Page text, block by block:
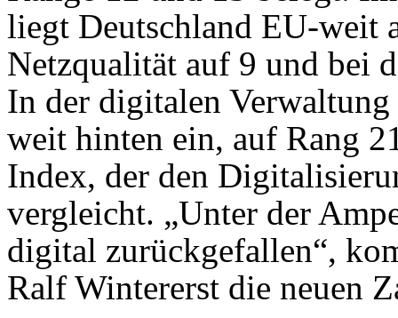
liegt Deutschland EU-weit
Netzqualität auf 9 und bei
In der digitalen
weit hinten ein, auf Rang
Index, der den
vergleicht. „Unter der
digital zurückgefallen“,
Ralf Wintererst die neuen